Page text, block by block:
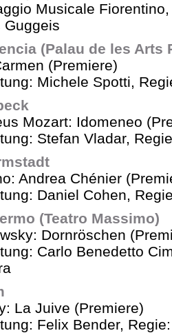
Musicale
Guggeis
(Palau de les Arts
(Premiere)
Michele Spotti,
Mozart: Idomeneo
Stefan Vladar,
Andrea Chénier
Daniel Cohen,
(Teatro Massimo)
Dornröschen
Carlo Benedetto
La Juive (Premiere)
Felix Bender,